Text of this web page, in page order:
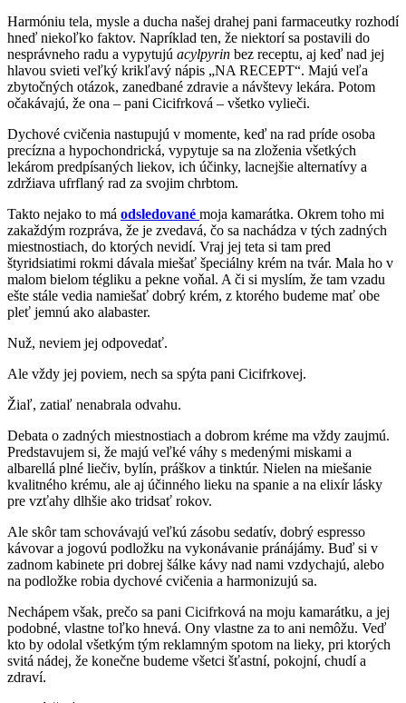
Harmóniu tela, mysle a ducha našej drahej pani farmaceutky rozhodí
hneď niekoľko faktov. Napríklad ten, že niektorí sa postavili do
nesprávneho radu a vypytujú acylpyrin bez receptu, aj keď nad jej
hlavou svieti veľký krikľavý nápis „NA RECEPT“. Majú veľa
zbytočných otázok, zanedbané zdravie a návštevy lekára. Potom
očakávajú, že ona – pani Cicifrková – všetko vylieči.
Dychové cvičenia nastupujú v momente, keď na rad príde osoba
precízna a hypochondrická, vypytuje sa na zloženia všetkých
lekárom predpísaných liekov, ich účinky, lacnejšie alternatívy a
zdržiava ufrflaný rad za svojim chrbtom.
Takto nejako to má odsledované moja kamarátka. Okrem toho mi
zakaždým rozpráva, že je zvedavá, čo sa nachádza v tých zadných
miestnostiach, do ktorých nevidí. Vraj jej teta si tam pred
štyridsiatimi rokmi dávala miešať špeciálny krém na tvár. Mala ho v
malom bielom tégliku a pekne voňal. A či si myslím, že tam vzadu
ešte stále vedia namiešať dobrý krém, z ktorého budeme mať obe
pleť jemnú ako alabaster.
Nuž, neviem jej odpovedať.
Ale vždy jej poviem, nech sa spýta pani Cicifrkovej.
Žiaľ, zatiaľ nenabrala odvahu.
Debata o zadných miestnostiach a dobrom kréme ma vždy zaujmú.
Predstavujem si, že majú veľké váhy s medenými miskami a
albarellá plné liečiv, bylín, práškov a tinktúr. Nielen na miešanie
kvalitného krému, ale aj účinného lieku na spanie a na elixír lásky
pre vzťahy dlhšie ako tridsať rokov.
Ale skôr tam schovávajú veľkú zásobu sedatív, dobrý espresso
kávovar a jogovú podložku na vykonávanie pránájámy. Buď si v
zadnom kabinete pri dobrej šálke kávy nad nami vzdychajú, alebo
na podložke robia dychové cvičenia a harmonizujú sa.
Nechápem však, prečo sa pani Cicifrková na moju kamarátku, a jej
podobné, vlastne toľko hnevá. Ony vlastne za to ani nemôžu. Veď
kto by odolal všetkým tým reklamným spotom na lieky, pri ktorých
svitá nádej, že konečne budeme všetci šťastní, pokojní, chudí a
zdraví.